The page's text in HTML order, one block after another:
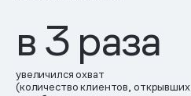
в3 раза
увеличился охват
(количество клиентов, открывших